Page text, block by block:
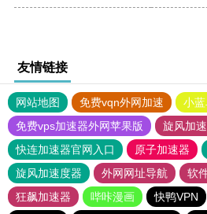
友情链接
网站地图 免费vqn外网加速
小
免费vps加速器外网苹果版
旋风加
快连加速器官网入口
原子加速器
旋风加速度器
外网网址导航 软
狂飙加速器
哔咔漫画 快鸭VPN